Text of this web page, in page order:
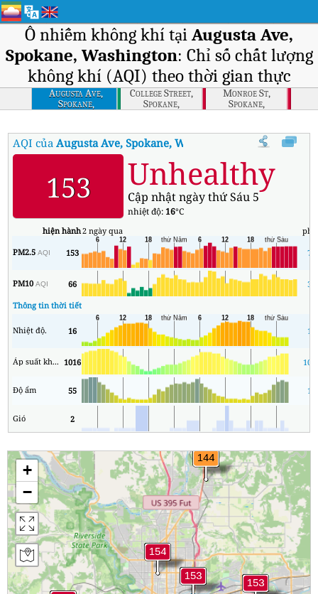
Ô nhiễm không khí tại Augusta Ave,
Spokane, Washington: Chỉ số chất lượng
không khí (AQI) theo thời gian thực
Augusta Ave,
Spokane,
Washington
College Street,
Spokane,
Washington
Monroe St,
Spokane,
Washington
AQI củaAugusta Ave, Spokane, Washington Chỉ số chất
153 Unhealthy
Cập nhật ngày thứ Sáu 5
nhiệt độ: 16°C
hiện hành2 ngày qua
PM2.5AQI 153 78
PM10AQI 66
32
Thông tin thời tiết
Nhiệt độ. 16 10
Áp suất không khí 1016
Độ ẩm 55 12
Gió 2
+
−